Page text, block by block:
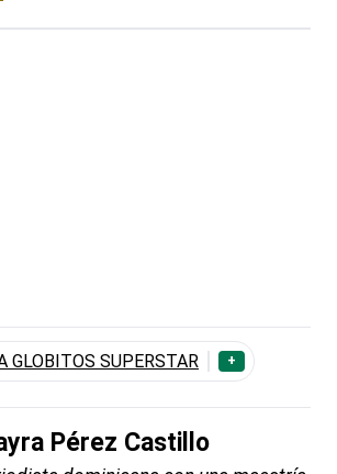
GLOBITOS SUPERSTAR +
Pérez Castillo